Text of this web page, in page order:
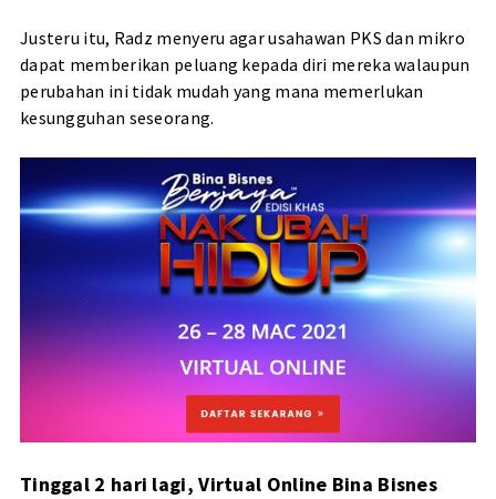
Justeru itu, Radz menyeru agar usahawan PKS dan mikro
dapat memberikan peluang kepada diri mereka walaupun
perubahan ini tidak mudah yang mana memerlukan
kesungguhan seseorang.
Tinggal 2 hari lagi, Virtual Online Bina Bisnes